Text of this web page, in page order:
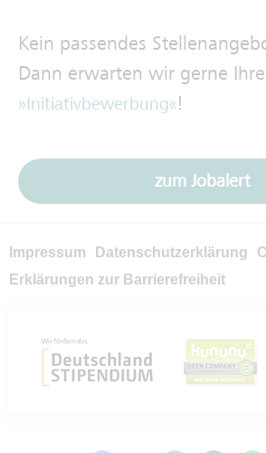
Kein passendes
Dann erwarten wir gerne Ihre
Initiativbewerbung !
zum Jobalert
Impressum Datenschutzerklärung
Erklärungen zur Barrierefreiheit